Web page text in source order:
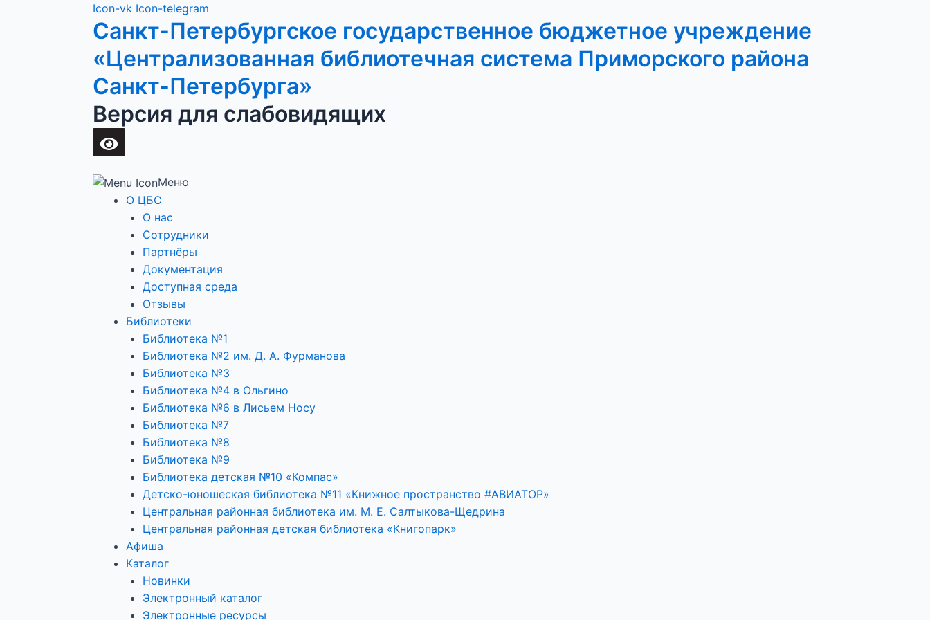
Перейти
к
содержимому
Icon-vk Icon-telegram
Санкт-Петербургское государственное бюджетное учреждение
«Централизованная библиотечная система Приморского района
Санкт-Петербурга»
Версия для слабовидящих
Меню
О ЦБС
О нас
Сотрудники
Партнёры
Документация
Доступная среда
Отзывы
Библиотеки
Библиотека №1
Библиотека №2 им. Д. А. Фурманова
Библиотека №3
Библиотека №4 в Ольгино
Библиотека №6 в Лисьем Носу
Библиотека №7
Библиотека №8
Библиотека №9
Библиотека детская №10 «Компас»
Детско-юношеская библиотека №11 «Книжное пространство #АВИАТОР»
Центральная районная библиотека им. М. Е. Салтыкова-Щедрина
Центральная районная детская библиотека «Книгопарк»
Афиша
Каталог
Новинки
Электронный каталог
Электронные ресурсы
Main
Menu